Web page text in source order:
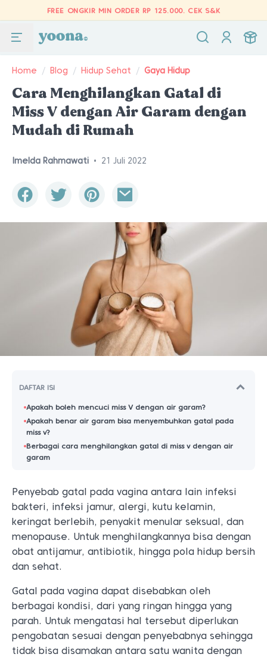
FREE ONGKIR MIN ORDER RP 125.000. CEK S&K
Home / Blog / Hidup Sehat / Gaya Hidup
Cara Menghilangkan Gatal di
Miss V dengan Air Garam dengan
Mudah di Rumah
Imelda Rahmawati • 21 Juli 2022
DAFTAR ISI
Apakah boleh mencuci miss V dengan air garam?
Apakah benar air garam bisa menyembuhkan gatal pada
miss v?
Berbagai cara menghilangkan gatal di miss v dengan air
garam
Penyebab gatal pada vagina antara lain infeksi
bakteri, infeksi jamur, alergi, kutu kelamin,
keringat berlebih, penyakit menular seksual, dan
menopause. Untuk menghilangkannya bisa dengan
obat antijamur, antibiotik, hingga pola hidup bersih
dan sehat.
Gatal pada vagina dapat disebabkan oleh
berbagai kondisi, dari yang ringan hingga yang
parah. Untuk mengatasi hal tersebut diperlukan
pengobatan sesuai dengan penyebabnya sehingga
tidak bisa disamakan antara satu wanita dengan